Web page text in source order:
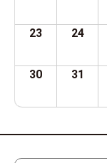
23 24
30 31